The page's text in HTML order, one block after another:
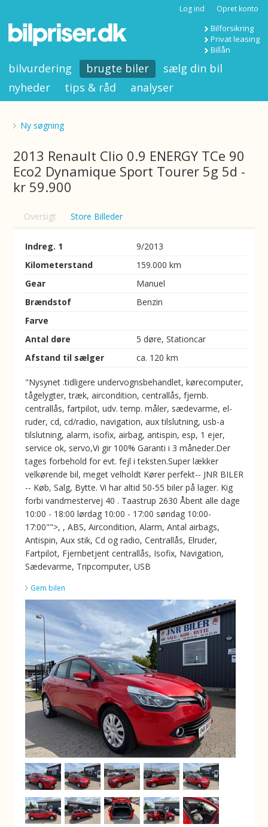
Log ind Opret konto
Bilforsikring
Privat leasing
Billån
bilvurdering brugte biler
sælg din bil
nyheder
tips & råd analyser
Ny søgning
2013 Renault Clio 0.9 ENERGY TCe 90
Eco2 Dynamique Sport Tourer 5g 5d -
kr 59.900
Oversigt Store Billeder
Indreg. 1
9/2013
Kilometerstand
159.000 km
Gear
Manuel
Brændstof
Benzin
Farve
Antal døre
5 døre, Stationcar
Afstand til sælger
ca. 120 km
"Nysynet .tidligere undervognsbehandlet, kørecomputer,
tågelygter, træk, aircondition, centrallås, fjernb.
centrallås, fartpilot, udv. temp. måler, sædevarme, el-
ruder, cd, cd/radio, navigation, aux tilslutning, usb-a
tilslutning, alarm, isofix, airbag, antispin, esp, 1 ejer,
service ok, servo,Vi gir 100% Garanti i 3 måneder.Der
tages forbehold for evt. fejl i teksten.Super lækker
velkørende bil, meget velholdt Kører perfekt-- JNR BILER
-- Køb, Salg, Bytte. Vi har altid 50-55 biler på lager. Kig
forbi vandmestervej 40 . Taastrup 2630 Åbent alle dage
10:00 - 18:00 lørdag 10:00 - 17:00 søndag 10:00-
17:00"">, , ABS, Aircondition, Alarm, Antal airbags,
Antispin, Aux stik, Cd og radio, Centrallås, Elruder,
Fartpilot, Fjernbetjent centrallås, Isofix, Navigation,
Sædevarme, Tripcomputer, USB
Gem bilen